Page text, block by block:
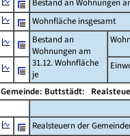
Bestand an Wohnungen
Wohnfläche insgesamt
Bestand an
Wohnungen am
31.12. Wohnfläche
je
Gemeinde: Buttstädt:
Realsteuern der